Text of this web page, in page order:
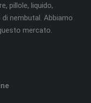
pillole, liquido,
nembutal. Abbiamo
mercato.